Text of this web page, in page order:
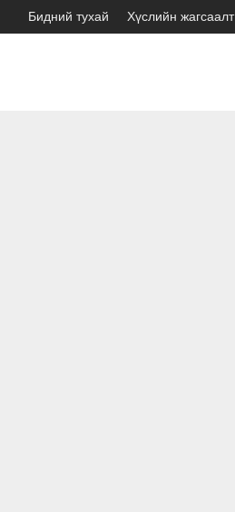
Бидний тухай Хүслийн жагсаалт